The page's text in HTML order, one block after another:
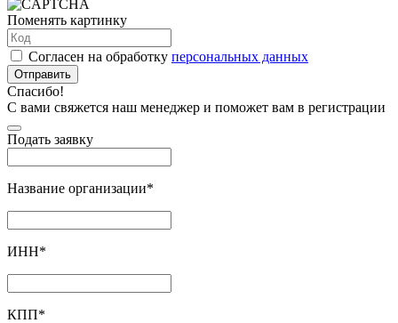
Поменять картинку
Согласен на обработку персональных данных
Отправить
Спасибо!
С вами свяжется наш менеджер и поможет вам в регистрации
Подать заявку
Название организации*
ИНН*
КПП*